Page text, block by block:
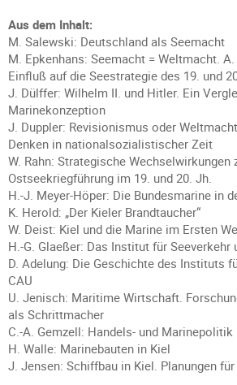
Aus dem Inhalt:
M. Salewski: Deutschland als Seemacht
M. Epkenhans: Seemacht = Weltmacht.
Einfluß auf die Seestrategie des 19. und
J. Dülffer: Wilhelm II. und Hitler. Ein
Marinekonzeption
J. Duppler: Revisionismus oder
Denken in nationalsozialistischer Zeit
W. Rahn: Strategische Wechselwirkungen
Ostseekriegführung im 19. und 20. Jh.
H.-J. Meyer-Höper: Die Bundesmarine in
K. Herold: „Der Kieler Brandtaucher“
W. Deist: Kiel und die Marine im Ersten
H.-G. Glaeßer: Das Institut für
D. Adelung: Die Geschichte des Instituts
CAU
U. Jenisch: Maritime Wirtschaft.
als Schrittmacher
C.-A. Gemzell: Handels- und
H. Walle: Marinebauten in Kiel
J. Jensen: Schiffbau in Kiel. Planungen